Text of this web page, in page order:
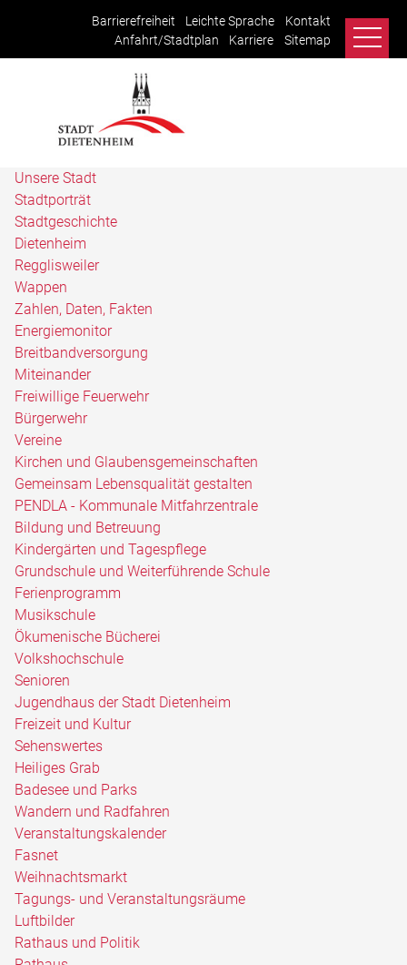
Barrierefreiheit Leichte Sprache
Kontakt
Anfahrt/Stadtplan
Karriere Sitemap
Unsere Stadt
Stadtporträt
Stadtgeschichte
Dietenheim
Regglisweiler
Wappen
Zahlen, Daten, Fakten
Energiemonitor
Breitbandversorgung
Miteinander
Freiwillige Feuerwehr
Bürgerwehr
Vereine
Kirchen und Glaubensgemeinschaften
Gemeinsam Lebensqualität gestalten
PENDLA - Kommunale Mitfahrzentrale
Bildung und Betreuung
Kindergärten und Tagespflege
Grundschule und Weiterführende Schule
Ferienprogramm
Musikschule
Ökumenische Bücherei
Volkshochschule
Senioren
Jugendhaus der Stadt Dietenheim
Freizeit und Kultur
Sehenswertes
Heiliges Grab
Badesee und Parks
Wandern und Radfahren
Veranstaltungskalender
Fasnet
Weihnachtsmarkt
Tagungs- und Veranstaltungsräume
Luftbilder
Rathaus und Politik